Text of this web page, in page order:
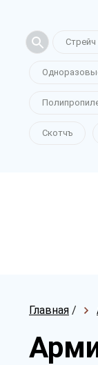
Стрейч
Скотчъ
Главная /